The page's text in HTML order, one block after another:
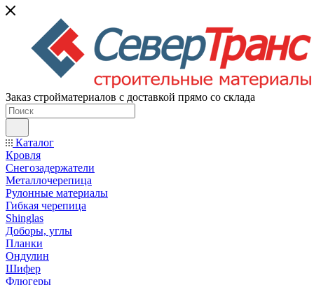
Заказ стройматериалов с доставкой прямо со склада
Каталог
Кровля
Снегозадержатели
Металлочерепица
Рулонные материалы
Гибкая черепица
Shinglas
Доборы, углы
Планки
Ондулин
Шифер
Флюгеры